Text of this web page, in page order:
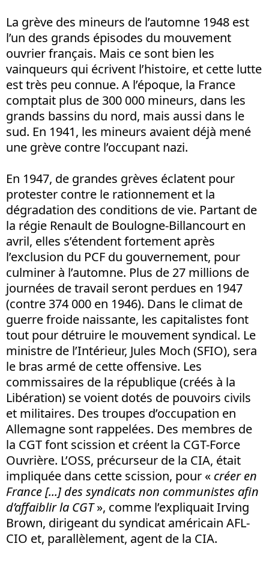
La grève des mineurs de l’automne 1948 est
l’un des grands épisodes du mouvement
ouvrier français. Mais ce sont bien les
vainqueurs qui écrivent l’histoire, et cette lutte
est très peu connue. A l’époque, la France
comptait plus de 300 000 mineurs, dans les
grands bassins du nord, mais aussi dans le
sud. En 1941, les mineurs avaient déjà mené
une grève contre l’occupant nazi.
En 1947, de grandes grèves éclatent pour
protester contre le rationnement et la
dégradation des conditions de vie. Partant de
la régie Renault de Boulogne-Billancourt en
avril, elles s’étendent fortement après
l’exclusion du PCF du gouvernement, pour
culminer à l’automne. Plus de 27 millions de
journées de travail seront perdues en 1947
(contre 374 000 en 1946). Dans le climat de
guerre froide naissante, les capitalistes font
tout pour détruire le mouvement syndical. Le
ministre de l’Intérieur, Jules Moch (SFIO), sera
le bras armé de cette offensive. Les
commissaires de la république (créés à la
Libération) se voient dotés de pouvoirs civils
et militaires. Des troupes d’occupation en
Allemagne sont rappelées. Des membres de
la CGT font scission et créent la CGT-Force
Ouvrière. L’OSS, précurseur de la CIA, était
impliquée dans cette scission, pour « créer en
France [...] des syndicats non communistes afin
d’affaiblir la CGT», comme l’expliquait Irving
Brown, dirigeant du syndicat américain AFL-
CIO et, parallèlement, agent de la CIA.